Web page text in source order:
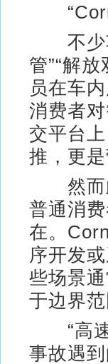
不少车
管”“解
员在车
消费者
交平台
推，更
然而此
普通消
在。
序开发
些场景
于边界范
“高速
事故遇